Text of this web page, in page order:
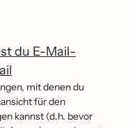
du E-Mail-
mit denen du
für den
kannst (d.h. bevor